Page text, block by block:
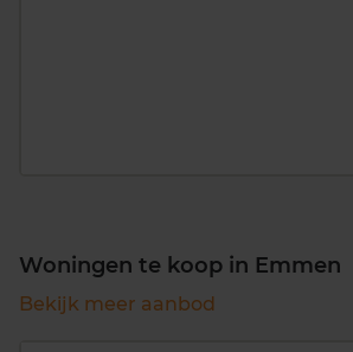
Woningen te koop in Emmen
Bekijk meer aanbod